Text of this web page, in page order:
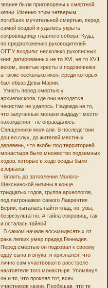
звания были приговорены к смертной
казни. Именно этим четверым,
погибших мучительной смертью, перед
самой осадой и удалось укрыть
сокровищницу главного собора. Куда,
по предположению руководителей
ОГПУ входили: несколько рукописных
книг, датированных не то XVI, не то XVII
веком, золотые кресты и подсвечники,
а также несколько икон, среди которых
был образ Девы Марии.
Узнать перед смертью у
архиепископа, где они находятся,
чекистам не удалось. Надежда на то,
что запуганные монахи выдадут место
нахождения - не оправдалось.
Священники молчали. В последствии
дошел слух, до жителей местных
деревень, что якобы под территорией
монастыря было множество подземных
ходов, которые в ходе осады были
взорваны.
Вплоть до затопления Молого-
Шекснинской низины в конце
тридцатых годов, группа археологов,
под патронажем самого Лаврентия
Берии, пыталась найти клад, но, увы,
безрезультатно. А тайна сокровищ, так
и осталась тайной.
В самом начале восьмидесятых от
рака легких умер прадед Геннадия.
Перед смертью он подозвал к своему
одру сына и внука, и признался, что
лично сам участвовал в расстреле
настоятеля того монастыря. Упомянул
он и то, что проклял тот, всех
участников казни. Пообещав, что те